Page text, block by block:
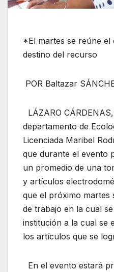
*El martes se reúne el
destino del recurso
POR Baltazar
LÁZARO
departamento de
Licenciada Maribel
que durante el evento
un promedio de una
y artículos
que el próximo martes
de trabajo en la cual
institución a la cual se
los artículos que se
En el evento estará